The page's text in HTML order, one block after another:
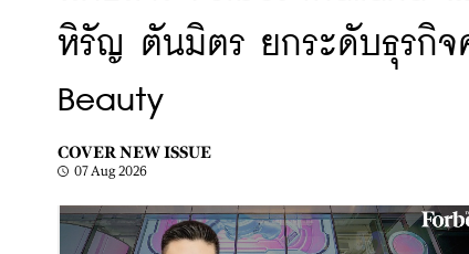
หิรัญ ตันมิตร ยกระดับธุรกิจ
Beauty
COVER NEW ISSUE
07 Aug 2026